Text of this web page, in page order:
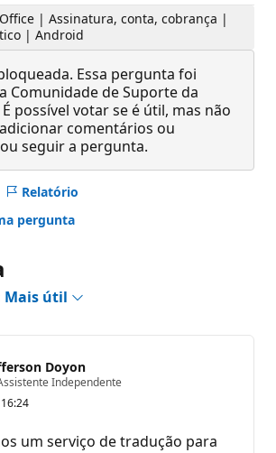
| Assinatura, conta, cobrança |
| Android
Essa pergunta foi
Comunidade de Suporte da
possível votar se é útil, mas não
comentários ou
seguir a pergunta.
Relatório
pergunta
Mais útil
Doyon
Independente
um serviço de tradução para